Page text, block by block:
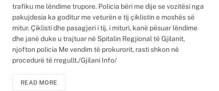
trafiku me lëndime trupore. Policia bëri me dije se vozitësi nga
pakujdesia ka goditur me veturën e tij çiklistin e moshës së
mitur. Çiklisti dhe pasagjeri i tij, i mituri, kanë pësuar lëndime
dhe janë duke u trajtuar në Spitalin Regjional të Gjilanit,
njofton policia Me vendim të prokurorit, rasti shkon në
procedurë të rregullt./Gjilani Info/
READ MORE